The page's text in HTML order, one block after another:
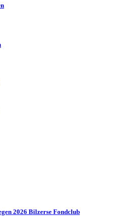
2026 Bilzerse Fondclub